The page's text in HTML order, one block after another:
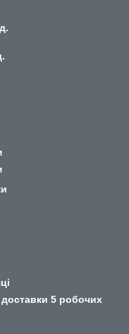
доставки 5 робочих